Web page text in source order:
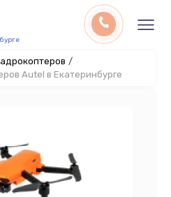
/
Autel в Екатеринбурге